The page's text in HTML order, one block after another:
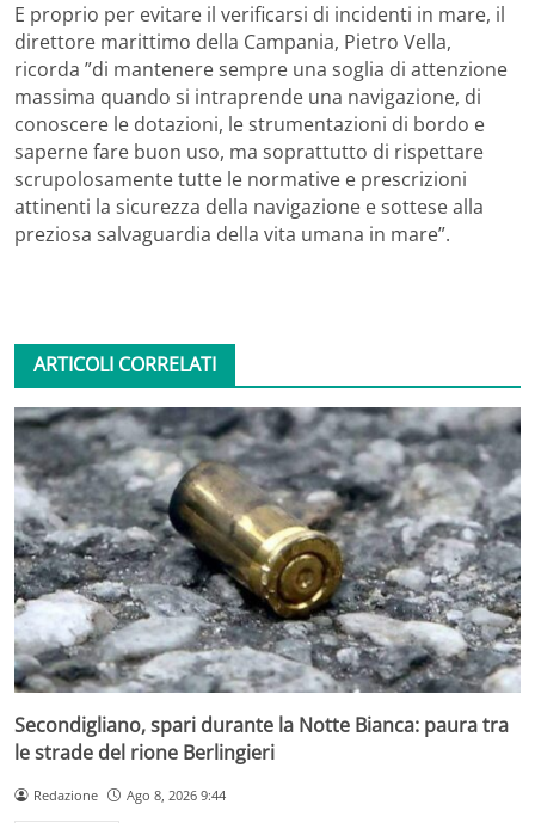
E proprio per evitare il verificarsi di incidenti in mare, il
direttore marittimo della Campania, Pietro Vella,
ricorda ”di mantenere sempre una soglia di attenzione
massima quando si intraprende una navigazione, di
conoscere le dotazioni, le strumentazioni di bordo e
saperne fare buon uso, ma soprattutto di rispettare
scrupolosamente tutte le normative e prescrizioni
attinenti la sicurezza della navigazione e sottese alla
preziosa salvaguardia della vita umana in mare”.
ARTICOLI CORRELATI
Secondigliano, spari durante la Notte Bianca: paura tra
le strade del rione Berlingieri
Redazione Ago 8, 2026 9:44